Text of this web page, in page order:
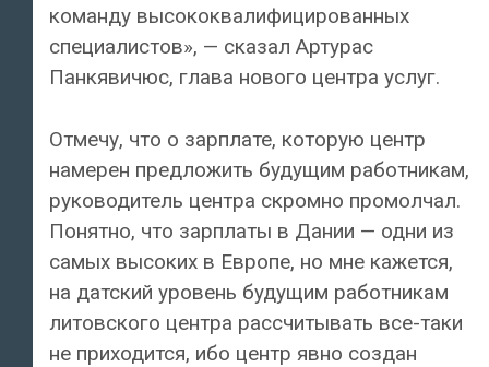
команду высококвалифицированных
специалистов», — сказал Артурас
Панкявичюс, глава нового центра услуг.
Отмечу, что о зарплате, которую центр
намерен предложить будущим работникам,
руководитель центра скромно промолчал.
Понятно, что зарплаты в Дании — одни из
самых высоких в Европе, но мне кажется,
на датский уровень будущим работникам
литовского центра рассчитывать все-таки
не приходится, ибо центр явно создан